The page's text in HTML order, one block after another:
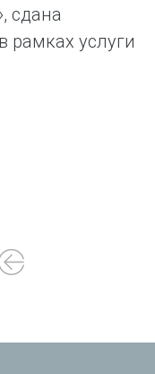
сдана
рамках услуги